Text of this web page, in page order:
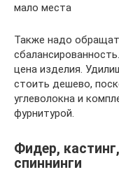
мало места
Также надо
цена изделия.
стоить дешево,
углеволокна и
фурнитурой.
Фидер,
спиннинги